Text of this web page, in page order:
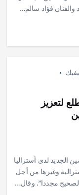
والفنان فؤاد سالم…
لتعزيز
الصين الجديد لدى أستراليا
وغيرها من أجل
الصحيح مجددا”. وقال…